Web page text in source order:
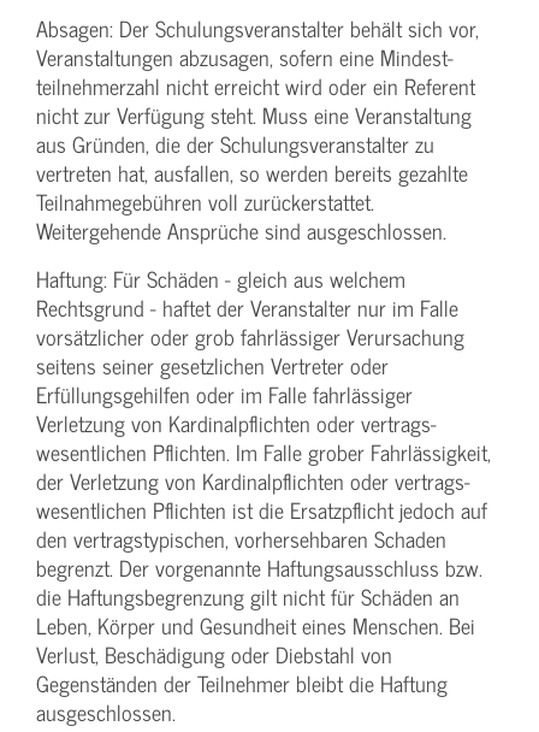
Absagen: Der Schulungs­veranstalter behält sich vor,
Veranstaltungen abzusagen, sofern eine Mindest­
teilnehmerzahl nicht erreicht wird oder ein Referent
nicht zur Verfügung steht. Muss eine Veranstaltung
aus Gründen, die der Schulungs­veranstalter zu
vertreten hat, ausfallen, so werden bereits gezahlte
Teilnahme­gebühren voll zurückerstattet.
Weitergehende Ansprüche sind ausgeschlossen.
Haftung: Für Schäden - gleich aus welchem
Rechtsgrund - haftet der Veranstalter nur im Falle
vorsätzlicher oder grob fahrlässiger Verursachung
seitens seiner gesetzlichen Vertreter oder
Erfüllungsgehilfen oder im Falle fahrlässiger
Verletzung von Kardinalpflichten oder vertrags­
wesentlichen Pflichten. Im Falle grober Fahrlässigkeit,
der Verletzung von Kardinalpflichten oder vertrags­
wesentlichen Pflichten ist die Ersatzpflicht jedoch auf
den vertragstypischen, vorhersehbaren Schaden
begrenzt. Der vorgenannte Haftungs­ausschluss bzw.
die Haftungs­begrenzung gilt nicht für Schäden an
Leben, Körper und Gesundheit eines Menschen. Bei
Verlust, Beschädigung oder Diebstahl von
Gegenständen der Teilnehmer bleibt die Haftung
ausgeschlossen.